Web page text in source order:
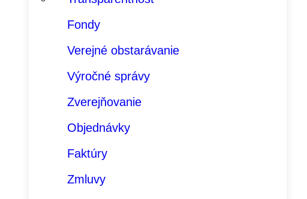
Fondy
Verejné obstarávanie
Výročné správy
Zverejňovanie
Objednávky
Faktúry
Zmluvy